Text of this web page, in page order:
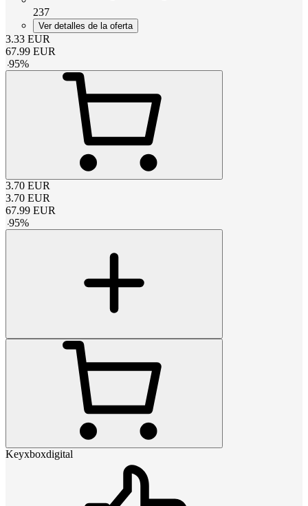
237
Ver detalles de la oferta
3.33 EUR
67.99 EUR
-95%
3.70 EUR
3.70 EUR
67.99 EUR
-95%
Keyxboxdigital